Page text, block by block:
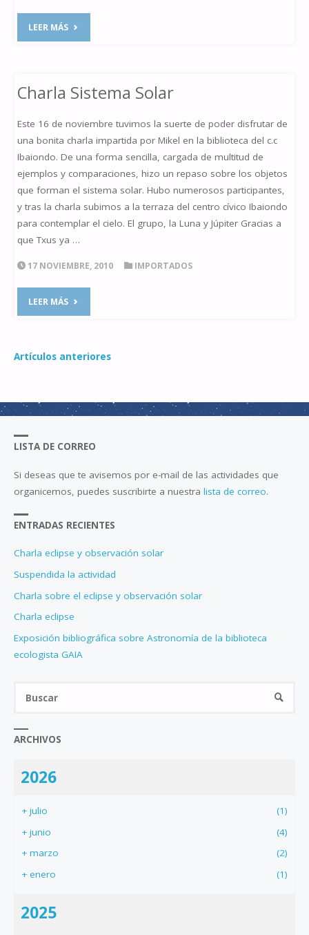
LEER MÁS"CHARLA
Charla Sistema Solar
Este 16 de noviembre tuvimos la suerte de poder disfrutar de
una bonita charla impartida por Mikel en la biblioteca del c.c
Ibaiondo. De una forma sencilla, cargada de multitud de
ejemplos y comparaciones, hizo un repaso sobre los objetos
que forman el sistema solar. Hubo numerosos participantes,
y tras la charla subimos a la terraza del centro cívico Ibaiondo
para contemplar el cielo. El grupo, la Luna y Júpiter Gracias a
que Txus ya …
17 NOVIEMBRE, 2010 IMPORTADOS
LEER MÁS"CHARLA
SOLAR"
Artículos anteriores
LISTA DE CORREO
Si deseas que te avisemos por e-mail de las actividades que
organicemos, puedes suscribirte a nuestralista de correo.
ENTRADAS RECIENTES
Charla eclipse y observación solar
Suspendida la actividad
Charla sobre el eclipse y observación solar
Charla eclipse
Exposición bibliográfica sobre Astronomía de la biblioteca
ecologista GAIA
ARCHIVOS
2026
+ julio
(1)
+ junio
(4)
+ marzo
(2)
+ enero (1)
2025